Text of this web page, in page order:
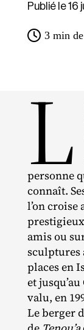
Publié le 16
3 min
L
personne
connaît.
l’on croise
amis ou
sculptures
places en
et
valu, en
Le berger